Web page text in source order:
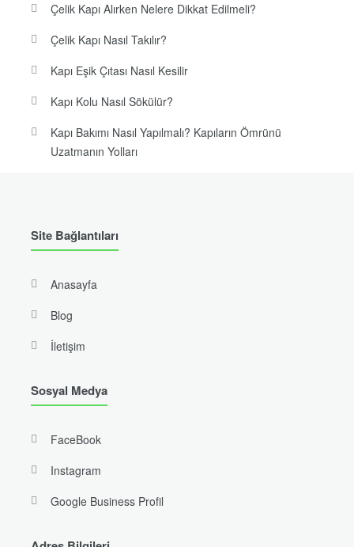
Çelik Kapı Alırken Nelere Dikkat Edilmeli?
Çelik Kapı Nasıl Takılır?
Kapı Eşik Çıtası Nasıl Kesilir
Kapı Kolu Nasıl Sökülür?
Kapı Bakımı Nasıl Yapılmalı? Kapıların Ömrünü
Uzatmanın Yolları
Site Bağlantıları
Anasayfa
Blog
İletişim
Sosyal Medya
FaceBook
Instagram
Google Business Profil